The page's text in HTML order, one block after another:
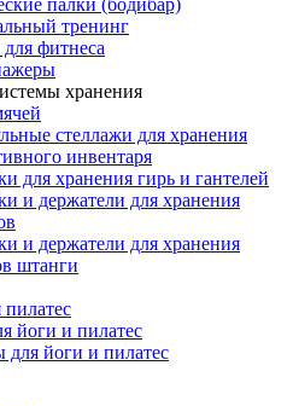
палки (бодибар)
тренинг
фитнеса
хранения
стеллажи для хранения
инвентаря
для хранения гирь и гантелей
и держатели для хранения
и держатели для хранения
штанги
йоги и пилатес
для йоги и пилатес